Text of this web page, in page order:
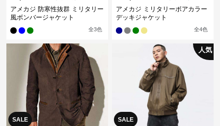
アメカジ 防寒性抜群 ミリタリー
風ボンバージャケット
全3色
アメカジ ミリタリーボアカラー
デッキジャケット
全4色
SALE SALE
人気